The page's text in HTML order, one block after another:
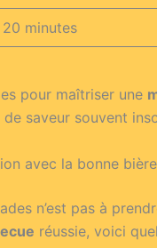
20 minutes
pour maîtriser une
saveur souvent
avec la bonne bière
n’est pas à
réussie, voici